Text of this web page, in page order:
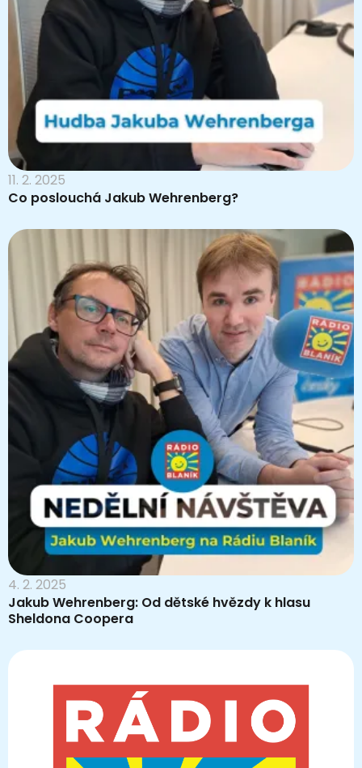
11. 2. 2025
Co poslouchá Jakub Wehrenberg?
4. 2. 2025
Jakub Wehrenberg: Od dětské hvězdy k hlasu
Sheldona Coopera